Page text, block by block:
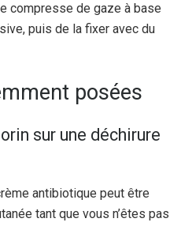
compresse de gaze à base
puis de la fixer avec du
posées
sur une déchirure
antibiotique peut être
tant que vous n’êtes pas